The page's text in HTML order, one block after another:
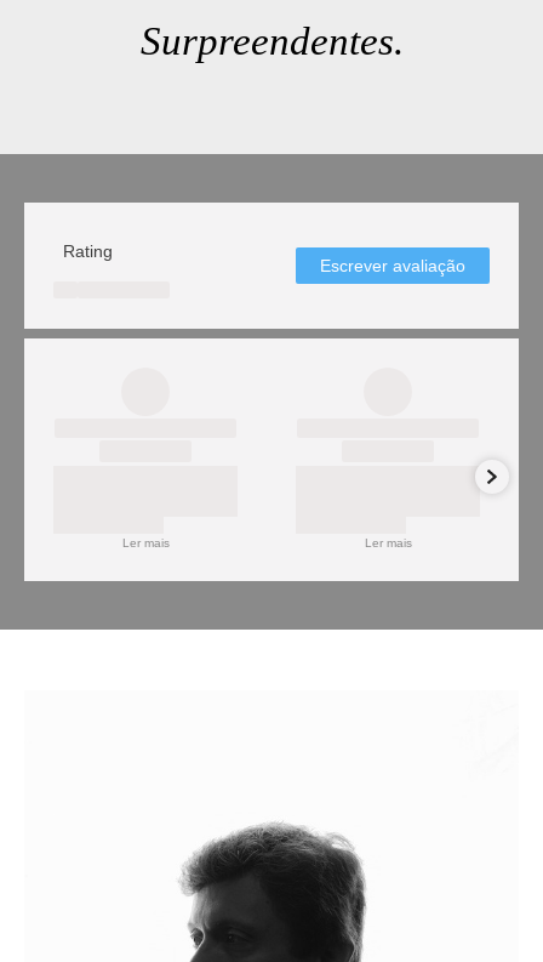
Surpreendentes.
Rating
Escrever avaliação
Ler mais Ler mais